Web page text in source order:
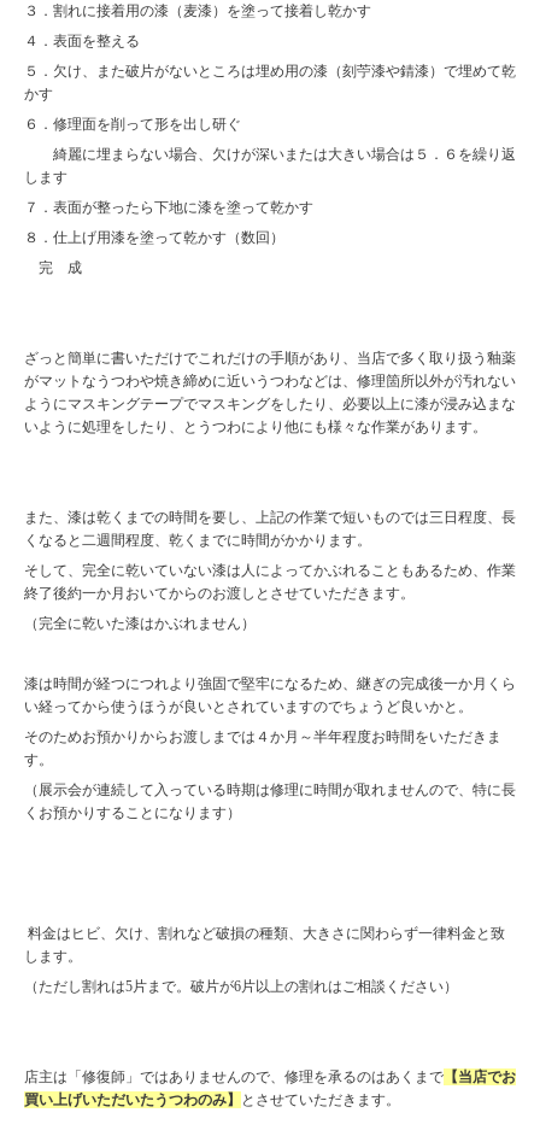
３．割れに接着用の漆（麦漆）を塗って接着し乾かす
４．表面を整える
５．欠け、また破片がないところは埋め用の漆（刻苧漆や錆漆）で埋めて乾
かす
６．修理面を削って形を出し研ぐ
綺麗に埋まらない場合、欠けが深いまたは大きい場合は５．６を繰り返
します
７．表面が整ったら下地に漆を塗って乾かす
８．仕上げ用漆を塗って乾かす（数回）
完 成
ざっと簡単に書いただけでこれだけの手順があり、当店で多く取り扱う釉薬
がマットなうつわや焼き締めに近いうつわなどは、修理箇所以外が汚れない
ようにマスキングテープでマスキングをしたり、必要以上に漆が浸み込まな
いように処理をしたり、とうつわにより他にも様々な作業があります。
また、漆は乾くまでの時間を要し、上記の作業で短いものでは三日程度、長
くなると二週間程度、乾くまでに時間がかかります。
そして、完全に乾いていない漆は人によってかぶれることもあるため、作業
終了後約一か月おいてからのお渡しとさせていただきます。
（完全に乾いた漆はかぶれません）
漆は時間が経つにつれより強固で堅牢になるため、継ぎの完成後一か月くら
い経ってから使うほうが良いとされていますのでちょうど良いかと。
そのためお預かりからお渡しまでは４か月～半年程度お時間をいただきま
す。
（展示会が連続して入っている時期は修理に時間が取れませんので、特に長
くお預かりすることになります）
料金はヒビ、欠け、割れなど破損の種類、大きさに関わらず一律料金と致
します。
（ただし割れは5片まで。破片が6片以上の割れはご相談ください）
店主は「修復師」ではありませんので、修理を承るのはあくまで 【当店でお
買い上げいただいたうつわのみ】
とさせていただきます。